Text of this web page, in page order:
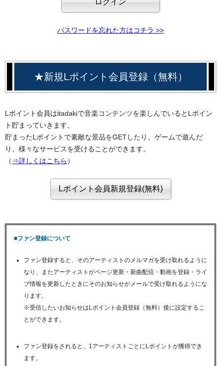
パスワードを忘れた方はコチラ >>
★新規Lポイント会員登録（無料）
Lポイント会員はitadakiで音楽コンテンツを楽しんでいるとLポイン
ト貯まっていきます。
貯まったLポイントで素敵な景品をGETしたり、ゲームで遊んだ
り、様々なサービスを受けることができます。
（ ⇒詳しくはこちら ）
■ファン登録について
ファン登録すると、そのアーティストのメルマガを受け取れるように
なり、またアーティストがページ更新・新曲配信・動画を登録・ライ
ブ情報を更新したときにそのお知らせがメールで受け取れるようにな
ります。
※受信したいお知らせはLポイント会員登録（無料）後に設定するこ
とができます。
ファン登録をされると、1アーティストごとにLポイントが獲得でき
ます。